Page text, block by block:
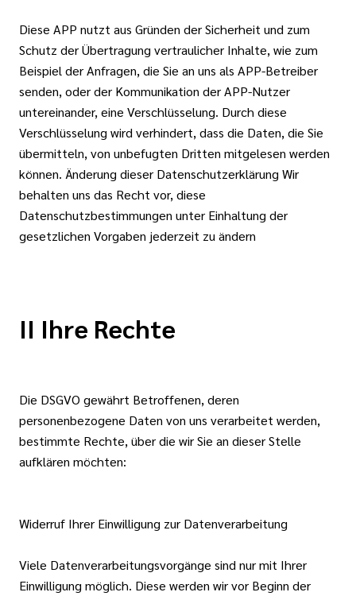
Diese APP nutzt aus Gründen der Sicherheit und zum
Schutz der Übertragung vertraulicher Inhalte, wie zum
Beispiel der Anfragen, die Sie an uns als APP-Betreiber
senden, oder der Kommunikation der APP-Nutzer
untereinander, eine Verschlüsselung. Durch diese
Verschlüsselung wird verhindert, dass die Daten, die Sie
übermitteln, von unbefugten Dritten mitgelesen werden
können. Änderung dieser Datenschutzerklärung Wir
behalten uns das Recht vor, diese
Datenschutzbestimmungen unter Einhaltung der
gesetzlichen Vorgaben jederzeit zu ändern
II Ihre Rechte
Die DSGVO gewährt Betroffenen, deren
personenbezogene Daten von uns verarbeitet werden,
bestimmte Rechte, über die wir Sie an dieser Stelle
aufklären möchten:
Widerruf Ihrer Einwilligung zur Datenverarbeitung
Viele Datenverarbeitungsvorgänge sind nur mit Ihrer
Einwilligung möglich. Diese werden wir vor Beginn der